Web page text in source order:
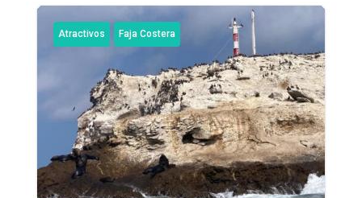
Atractivos Faja Costera